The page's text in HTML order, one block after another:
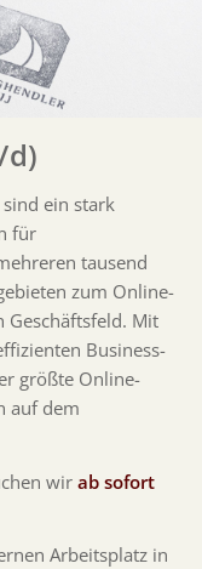
d)
sind ein stark
für
tausend
zum Online-
Mit
Business-
größte Online-
auf dem
wirab sofort
Arbeitsplatz in